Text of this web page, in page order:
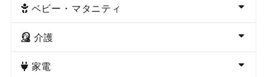
ベビー・マタニティ
介護
家電